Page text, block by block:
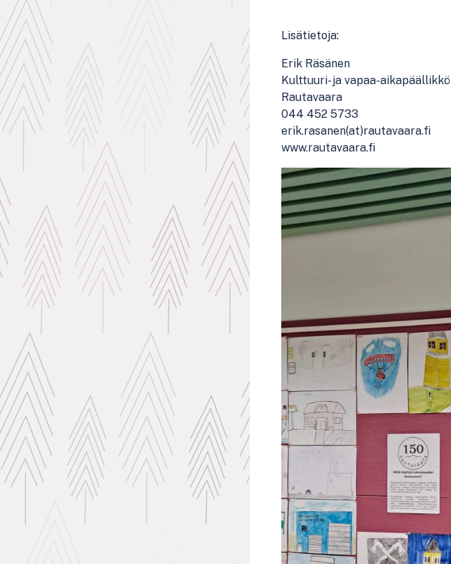
Lisätietoja:
Erik Räsänen
Kulttuuri- ja vapaa-aikapäällikkö
Rautavaara
044 452 5733
erik.rasanen(at)rautavaara.fi
www.rautavaara.fi